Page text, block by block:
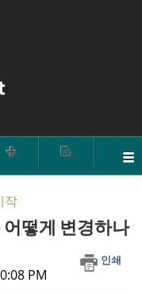
작
떻게 변경하나
인쇄
PM